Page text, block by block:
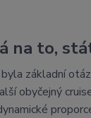
na to,
základní
obyčejný